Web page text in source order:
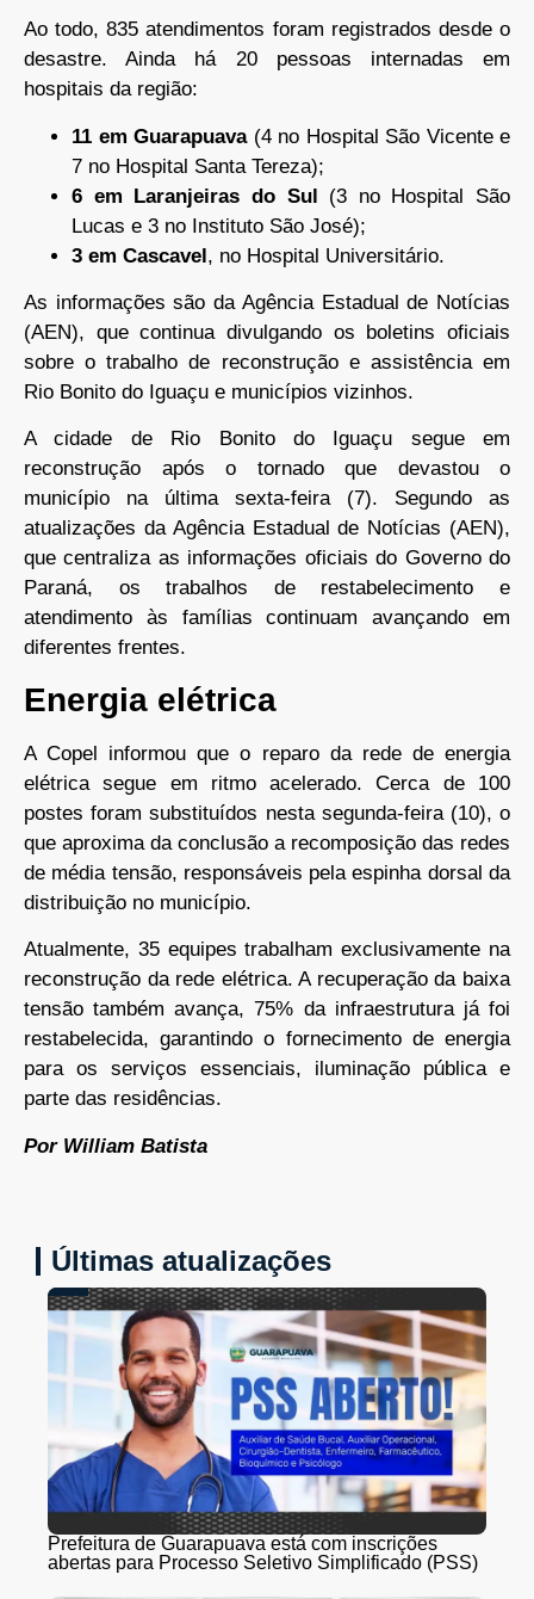
Ao todo, 835 atendimentos foram registrados desde o
desastre. Ainda há 20 pessoas internadas em
hospitais da região:
11 em Guarapuava(4 no Hospital São Vicente e
7 no Hospital Santa Tereza);
6 em Laranjeiras do Sul (3 no Hospital São
Lucas e 3 no Instituto São José);
3 em Cascavel, no Hospital Universitário.
As informações são da Agência Estadual de Notícias
(AEN), que continua divulgando os boletins oficiais
sobre o trabalho de reconstrução e assistência em
Rio Bonito do Iguaçu e municípios vizinhos.
A cidade de Rio Bonito do Iguaçu segue em
reconstrução após o tornado que devastou o
município na última sexta-feira (7). Segundo as
atualizações da Agência Estadual de Notícias (AEN),
que centraliza as informações oficiais do Governo do
Paraná, os trabalhos de restabelecimento e
atendimento às famílias continuam avançando em
diferentes frentes.
Energia elétrica
A Copel informou que o reparo da rede de energia
elétrica segue em ritmo acelerado. Cerca de 100
postes foram substituídos nesta segunda-feira (10), o
que aproxima da conclusão a recomposição das redes
de média tensão, responsáveis pela espinha dorsal da
distribuição no município.
Atualmente, 35 equipes trabalham exclusivamente na
reconstrução da rede elétrica. A recuperação da baixa
tensão também avança, 75% da infraestrutura já foi
restabelecida, garantindo o fornecimento de energia
para os serviços essenciais, iluminação pública e
parte das residências.
Por William Batista
Últimas atualizações
Prefeitura de Guarapuava está com inscrições
abertas para Processo Seletivo Simplificado (PSS)